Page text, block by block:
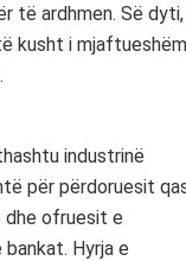
të ardhmen. Së dyti,
kusht i
industrinë
për përdoruesit
dhe ofruesit e
Hyrja e